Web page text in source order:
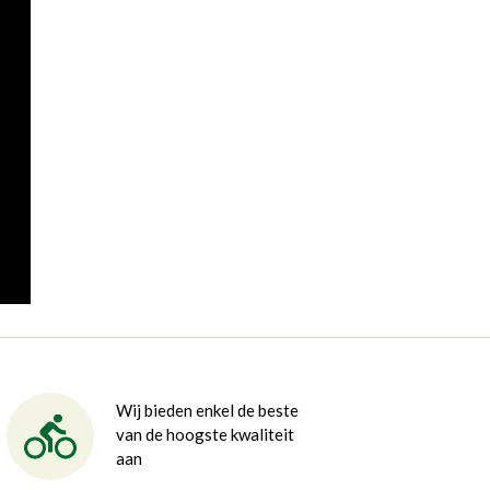
Wij bieden enkel de beste
van de hoogste kwaliteit
aan